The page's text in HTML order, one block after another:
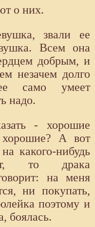
о них.
звали ее
Всем она
добрым, и
незачем долго
само умеет
надо.
- хорошие
А вот
какого-нибудь
то драка
на меня
ни покупать,
поэтому и
боялась.